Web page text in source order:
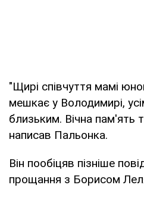
"Щирі співчуття мамі
мешкає у Володимирі,
близьким. Вічна пам'ять
написав Пальонка.
Він пообіцяв пізніше
прощання з Борисом